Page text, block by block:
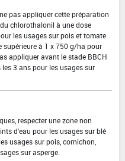
pas appliquer cette préparation
chlorothalonil à une dose
les usages sur pois et tomate
supérieure à 1 x 750 g/ha pour
appliquer avant le stade BBCH
3 ans pour les usages sur
respecter une zone non
d'eau pour les usages sur blé
usages sur pois, cornichon,
sur asperge.